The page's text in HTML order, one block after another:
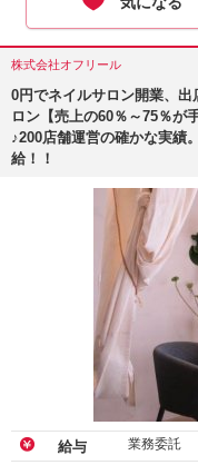
株式会社オフリール
0円でネイルサロン開業、
ロン【売上の60％～75％が
♪200店舗運営の確かな実績
給！！
給与 業務委託